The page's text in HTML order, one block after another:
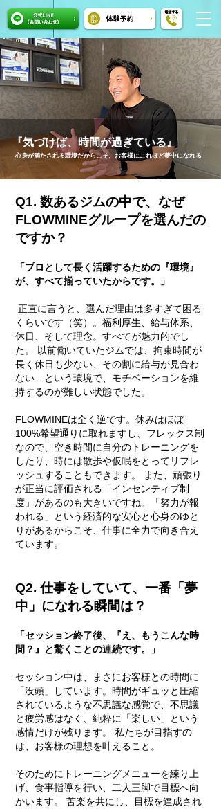
『気づけば、時間が過ぎている』
心身が満たされる環境だからこそ、お客様にこれほど夢中になれる
Q1. 数あるジムの中で、なぜ
FLOWMINEグループを選んだの
ですか？
「プロとして長く活躍するための『環境』
が、すべて揃っていたからです。」
正直に言うと、選んだ理由は多すぎて困る
くらいです（笑）。福利厚生、給与体系、
休日、そして理念。すべてが魅力的でし
た。 以前働いていたジムでは、拘束時間が
長く休日も少ない、その割に給与が見合わ
ない…という環境で、モチベーションを維
持するのが難しい状態でした。
FLOWMINEは全く逆です。休みはほぼ
100%希望通りに取れますし、フレックス制
なので、空き時間に自分のトレーニングを
したり、時には散歩や仮眠をとってリフレ
ッシュすることもできます。 また、頑張り
が正当に評価される「インセンティブ制
度」があるのも大きいですね。「努力が報
われる」という経済的な安心と心身のゆと
りがあるからこそ、仕事に全力で向き合え
ています。
Q2. 仕事をしていて、一番「夢
中」になれる瞬間は？
「セッション終了後、『え、もうこんな時
間？』と驚くことの連続です。」
セッション中は、まさにお客様との時間に
「没頭」しています。時間がギュッと圧縮
されているような不思議な感覚で、不思議
と疲労感はなく、純粋に「楽しい」という
感情だけが残ります。 私たちが目指すの
は、お客様の理想を叶えること。
そのためにトレーニングメニューを練り上
げ、食事指導を行い、二人三脚で目標へ向
かいます。 苦楽を共にし、目標を達成され